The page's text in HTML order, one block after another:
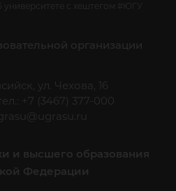
с хештегом #ЮГУ
организации
ул. Чехова, 16
+7 (3467) 377-000
и высшего образования
Федерации